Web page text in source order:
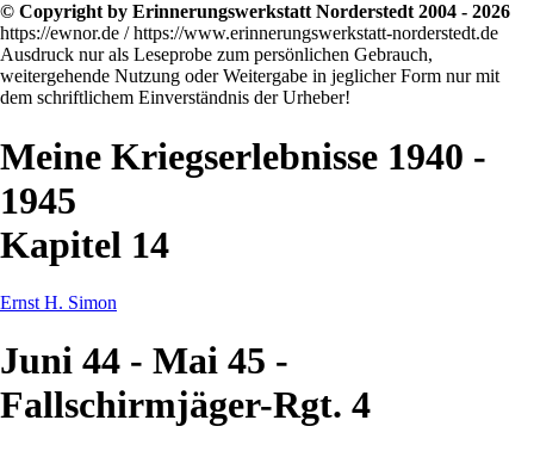
© Copyright by Erinnerungswerkstatt Norderstedt 2004 - 2026
https://ewnor.de / https://www.erinnerungswerkstatt-norderstedt.de
Ausdruck nur als Leseprobe zum persönlichen Gebrauch,
weitergehende Nutzung oder Weitergabe in jeglicher Form nur mit
dem schriftlichem Einverständnis der Urheber!
Meine Kriegserlebnisse 1940 -
1945
Kapitel 14
Ernst H. Simon
Juni 44 - Mai 45 -
Fallschirmjäger-Rgt. 4